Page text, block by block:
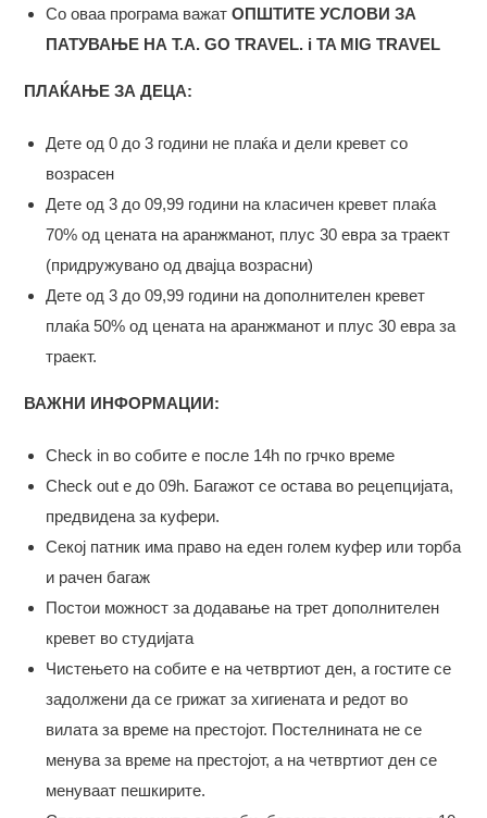
Со оваа програма важатОПШТИТЕ УСЛОВИ ЗА
ПАТУВАЊЕ НА T.A. GO TRAVEL. i TA MIG TRAVEL
ПЛАЌАЊЕ ЗА ДЕЦА:
Дете од 0 до 3 години не плаќа и дели кревет со
возрасен
Дете од 3 до 09,99 години на класичен кревет плаќа
70% од цената на аранжманот, плус 30 евра за траект
(придружувано од двајца возрасни)
Дете од 3 до 09,99 години на дополнителен кревет
плаќа 50% од цената на аранжманот и плус 30 евра за
траект.
ВАЖНИ ИНФОРМАЦИИ:
Check in во собите е после 14h по грчко време
Check out е до 09h. Багажот се остава во рецепцијата,
предвидена за куфери.
Секој патник има право на еден голем куфер или торба
и рачен багаж
Постои можност за додавање на трет дополнителен
кревет во студијата
Чистењето на собите е на четвртиот ден, а гостите се
задолжени да се грижат за хигиената и редот во
вилата за време на престојот. Постелнината не се
менува за време на престојот, а на четвртиот ден се
менуваат пешкирите.